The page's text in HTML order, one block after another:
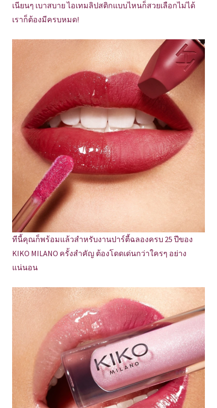
เนียนๆ เบาสบาย ไอเทมลิปสติกแบบไหนก็สวยเลือกไม่ได้
เราก็ต้องมีครบหมด!
ทีนี้คุณก็พร้อมแล้วสำหรับงานปาร์ตี้ฉลองครบ 25 ปีของ
KIKO MILANO ครั้งสำคัญ ต้องโดดเด่นกว่าใครๆ อย่าง
แน่นอน